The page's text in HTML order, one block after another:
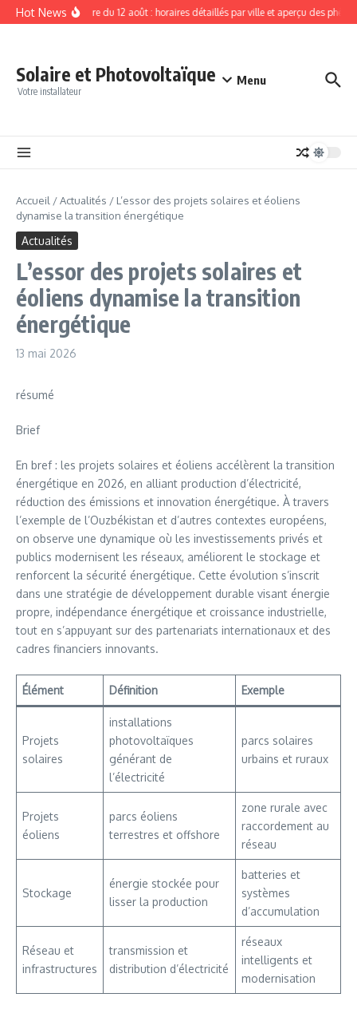
Aller au contenu
Hot News
Éclipse solaire du 12 août : horaires détaillés par ville et aperçu des
Solaire et Photovoltaïque
Votre installateur
Menu
Accueil /Actualités / L’essor des projets solaires et éoliens
dynamise la transition énergétique
Actualités
L’essor des projets solaires et
éoliens dynamise la transition
énergétique
13 mai 2026
résumé
Brief
En bref : les projets solaires et éoliens accélèrent la transition
énergétique en 2026, en alliant production d’électricité,
réduction des émissions et innovation énergétique. À travers
l’exemple de l’Ouzbékistan et d’autres contextes européens,
on observe une dynamique où les investissements privés et
publics modernisent les réseaux, améliorent le stockage et
renforcent la sécurité énergétique. Cette évolution s’inscrit
dans une stratégie de développement durable visant énergie
propre, indépendance énergétique et croissance industrielle,
tout en s’appuyant sur des partenariats internationaux et des
cadres financiers innovants.
Élément Définition Exemple
Projets
solaires
installations
photovoltaïques
générant de
l’électricité
parcs solaires
urbains et ruraux
Projets
éoliens
parcs éoliens
terrestres et offshore
zone rurale avec
raccordement au
réseau
Stockage
énergie stockée pour
lisser la production
batteries et
systèmes
d’accumulation
Réseau et
infrastructures
transmission et
distribution d’électricité
réseaux
intelligents et
modernisation